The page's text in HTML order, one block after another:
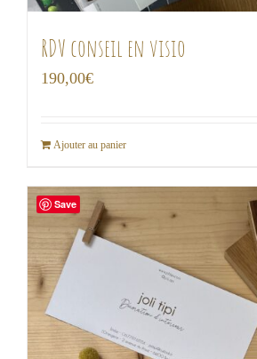
RDV conseil en visio
190,00€
Ajouter au panier
Save